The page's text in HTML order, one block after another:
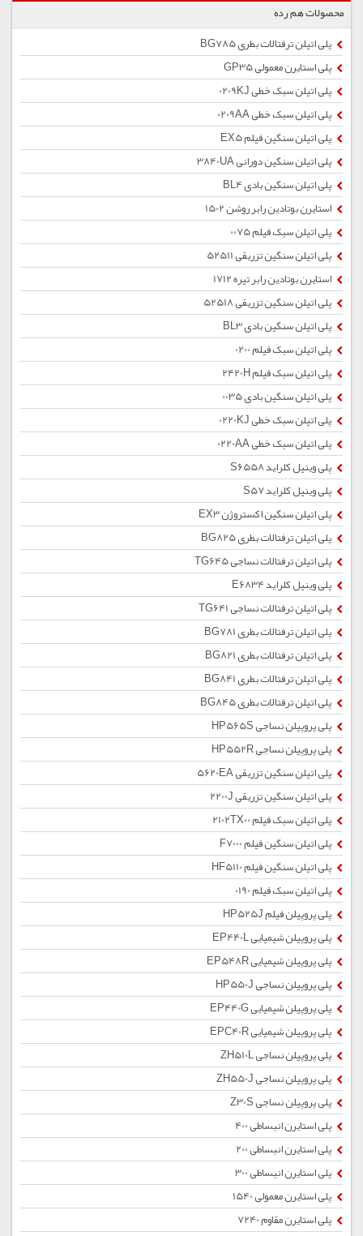
محصولات هم رده
پلی اتیلن ترفتالات بطری BG785
پلی استایرن معمولی GP35
پلی اتیلن سبک خطی 0209KJ
پلی اتیلن سبک خطی 0209AA
پلی اتیلن سنگین فیلم EX5
پلی اتیلن سنگین دورانی 3840UA
پلی اتیلن سنگین بادی BL4
استایرن بوتادین رابر روشن 1502
پلی اتیلن سبک فیلم 0075
پلی اتیلن سنگین تزریقی 52511
استایرن بوتادین رابر تیره 1712
پلی اتیلن سنگین تزریقی 52518
پلی اتیلن سنگین بادی BL3
پلی اتیلن سبک فیلم 0200
پلی اتیلن سبک فیلم 2420H
پلی اتیلن سنگین بادی 0035
پلی اتیلن سبک خطی 0220KJ
پلی اتیلن سبک خطی 0220AA
پلی وینیل کلراید S6558
پلی وینیل کلراید S57
پلی اتیلن سنگین اکستروژن EX3
پلی اتیلن ترفتالات بطری BG825
پلی اتیلن ترفتالات نساجی TG645
پلی وینیل کلراید E6834
پلی اتیلن ترفتالات نساجی TG641
پلی اتیلن ترفتالات بطری BG781
پلی اتیلن ترفتالات بطری BG821
پلی اتیلن ترفتالات بطری BG841
پلی اتیلن ترفتالات بطری BG845
پلی پروپیلن نساجی HP565S
پلی پروپیلن نساجی HP552R
پلی اتیلن سنگین تزریقی 5620EA
پلی اتیلن سنگین تزریقی 2200J
پلی اتیلن سبک فیلم 2102TX00
پلی اتیلن سنگین فیلم F7000
پلی اتیلن سنگین فیلم HF5110
پلی اتیلن سبک فیلم 0190
پلی پروپیلن فیلم HP525J
پلی پروپیلن شیمیایی EP440L
پلی پروپیلن شیمیایی EP548R
پلی پروپیلن نساجی HP550J
پلی پروپیلن شیمیایی EP440G
پلی پروپیلن شیمیایی EPC40R
پلی پروپیلن نساجی ZH510L
پلی پروپیلن نساجی ZH550J
پلی پروپیلن نساجی Z30S
پلی استایرن انبساطی 400
پلی استایرن انبساطی 200
پلی استایرن انبساطی 300
پلی استایرن معمولی 1540
پلی استایرن مقاوم 7240